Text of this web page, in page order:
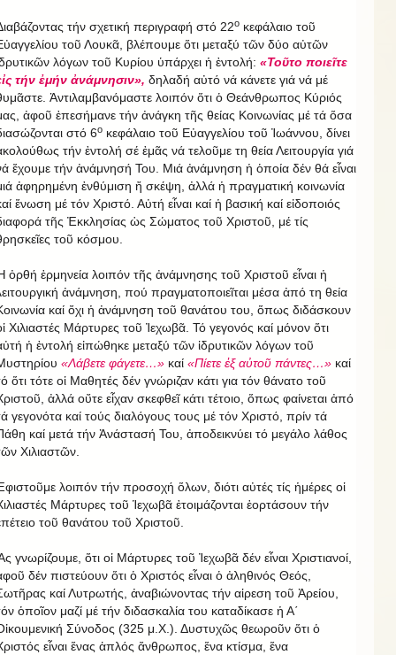
τήν σχετική περιγραφή στό 22ο κεφάλαιο τοῦ
τοῦ Λουκᾶ, βλέπουμε ὅτι μεταξύ τῶν δύο αὐτῶν
λόγων τοῦ Κυρίου ὑπάρχει ἡ ἐντολή: «Τοῦτο ποιεῖτε
τήν ἐμήν ἀνάμνησιν», δηλαδή αὐτό νά κάνετε γιά νά μέ
Ἀντιλαμβανόμαστε λοιπόν ὅτι ὁ Θεάνθρωπος Κύριός
ἀφοῦ ἐπεσήμανε τήν ἀνάγκη τῆς θείας Κοινωνίας μέ τά ὅσα
στό 6ο κεφάλαιο τοῦ Εὐαγγελίου τοῦ Ἰωάννου, δίνει
τήν ἐντολή σέ ἐμᾶς νά τελοῦμε τη θεία Λειτουργία γιά
ἔχουμε τήν ἀνάμνησή Του. Μιά ἀνάμνηση ἡ ὁποία δέν θά εἶναι
ἀφηρημένη ἐνθύμιση ἤ σκέψη, ἀλλά ἡ πραγματική κοινωνία
ἕνωση μέ τόν Χριστό. Αὐτή εἶναι καί ἡ βασική καί εἰδοποιός
τῆς Ἐκκλησίας ὡς Σώματος τοῦ Χριστοῦ, μέ τίς
τοῦ κόσμου.
ὀρθή ἑρμηνεία λοιπόν τῆς ἀνάμνησης τοῦ Χριστοῦ εἶναι ἡ
ἀνάμνηση, πού πραγματοποιεῖται μέσα ἀπό τη θεία
καί ὄχι ἡ ἀνάμνηση τοῦ θανάτου του, ὅπως διδάσκουν
Χιλιαστές Μάρτυρες τοῦ Ἰεχωβᾶ. Τό γεγονός καί μόνον ὅτι
ἡ ἐντολή εἰπώθηκε μεταξύ τῶν ἱδρυτικῶν λόγων τοῦ
«Λάβετε φάγετε…» καί «Πίετε ἐξ αὐτοῦ πάντες…» καί
ὅτι τότε οἱ Μαθητές δέν γνώριζαν κάτι για τόν θάνατο τοῦ
ἀλλά οὔτε εἶχαν σκεφθεῖ κάτι τέτοιο, ὅπως φαίνεται ἀπό
γεγονότα καί τούς διαλόγους τους μέ τόν Χριστό, πρίν τά
καί μετά τήν Ἀνάστασή Του, ἀποδεικνύει τό μεγάλο λάθος
Χιλιαστῶν.
λοιπόν τήν προσοχή ὅλων, διότι αὐτές τίς ἡμέρες οἱ
Μάρτυρες τοῦ Ἱεχωβᾶ ἐτοιμάζονται ἑορτάσουν τήν
τοῦ θανάτου τοῦ Χριστοῦ.
γνωρίζουμε, ὅτι οἱ Μάρτυρες τοῦ Ἰεχωβᾶ δέν εἶναι Χριστιανοί,
δέν πιστεύουν ὅτι ὁ Χριστός εἶναι ὁ ἀληθινός Θεός,
καί Λυτρωτής, ἀναβιώνοντας τήν αἱρεση τοῦ Ἀρείου,
ὁποῖον μαζί μέ τήν διδασκαλία του καταδίκασε ἡ Α΄
Σύνοδος (325 μ.Χ.). Δυστυχῶς θεωροῦν ὅτι ὁ
εἶναι ἕνας ἁπλός ἄνθρωπος, ἕνα κτίσμα, ἕνα